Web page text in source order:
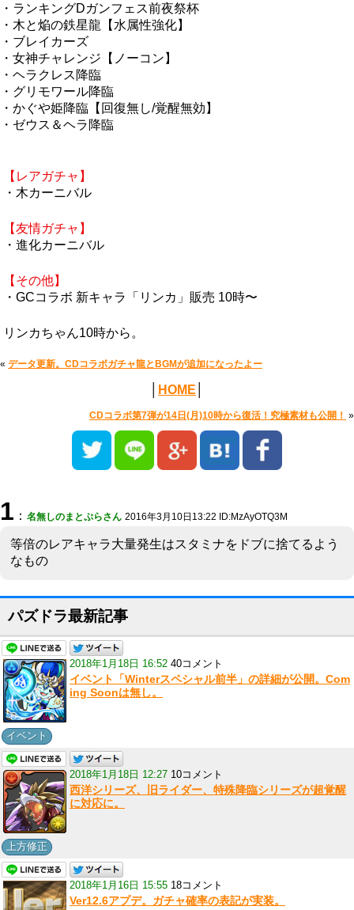
・ランキングDガンフェス前夜祭杯
・木と焔の鉄星龍【水属性強化】
・ブレイカーズ
・女神チャレンジ【ノーコン】
・ヘラクレス降臨
・グリモワール降臨
・かぐや姫降臨【回復無し/覚醒無効】
・ゼウス＆ヘラ降臨
【レアガチャ】
・木カーニバル
【友情ガチャ】
・進化カーニバル
【その他】
・GCコラボ 新キャラ「リンカ」販売 10時〜
リンカちゃん10時から。
« データ更新。CDコラボガチャ龍とBGMが追加になったよー
HOME
CDコラボ第7弾が14日(月)10時から復活！究極素材も公開！ »
1 ： 名無しのまとぷらさん 2016年3月10日13:22 ID:MzAyOTQ3M
等倍のレアキャラ大量発生はスタミナをドブに捨てるよう
なもの
パズドラ最新記事
2018年1月18日 16:52 40コメント
イベント「Winterスペシャル前半」の詳細が公開。Com
ing Soonは無し。
イベント
2018年1月18日 12:27 10コメント
西洋シリーズ、旧ライダー、特殊降臨シリーズが超覚醒
に対応に。
上方修正
2018年1月16日 15:55 18コメント
Ver12.6アプデ。ガチャ確率の表記が実装。